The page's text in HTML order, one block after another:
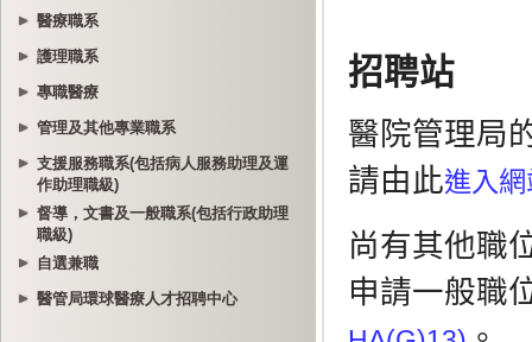
醫療職系
護理職系
專職醫療
管理及其他專業職系
支援服務職系(包括病人服務助理及運
作助理職級)
督導，文書及一般職系(包括行政助理
職級)
自選兼職
醫管局環球醫療人才招聘中心